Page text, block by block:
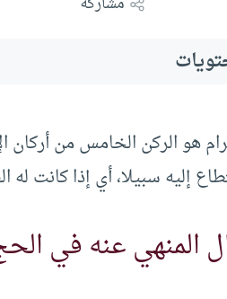
هو الركن الخامس من
إليه سبيلا، أي إذا كانت
المنهي عنه في